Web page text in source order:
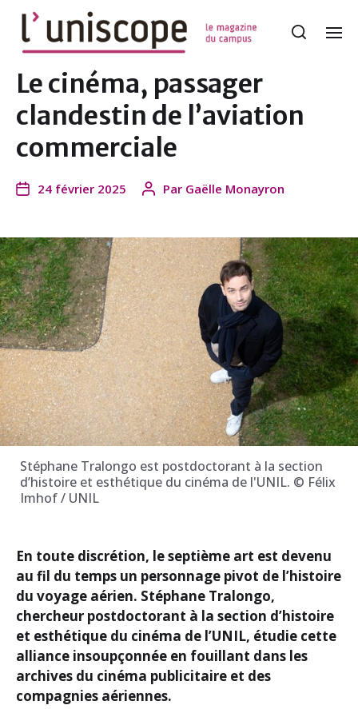
Le cinéma, passager
clandestin de l’aviation
commerciale
24 février 2025 Par Gaëlle Monayron
Stéphane Tralongo est postdoctorant à la section
d’histoire et esthétique du cinéma de l'UNIL. © Félix
Imhof / UNIL
En toute discrétion, le septième art est devenu
au fil du temps un personnage pivot de l’histoire
du voyage aérien. Stéphane Tralongo,
chercheur postdoctorant à la section d’histoire
et esthétique du cinéma de l’UNIL, étudie cette
alliance insoupçonnée en fouillant dans les
archives du cinéma publicitaire et des
compagnies aériennes.